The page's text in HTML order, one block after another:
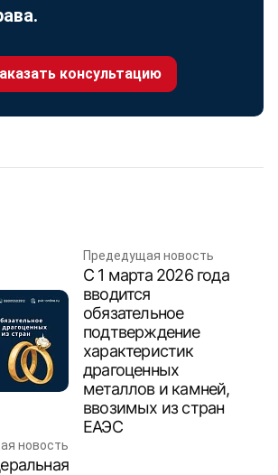
консультацию
Предедущая новость
С 1 марта 2026 года
вводится
обязательное
подтверждение
характеристик
драгоценных
металлов и камней,
ввозимых из стран
ЕАЭС
новость